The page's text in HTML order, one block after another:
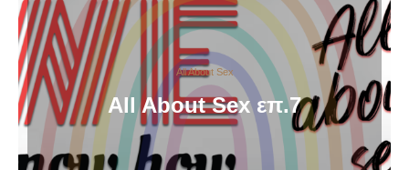
All About Sex
All About Sex επ.7